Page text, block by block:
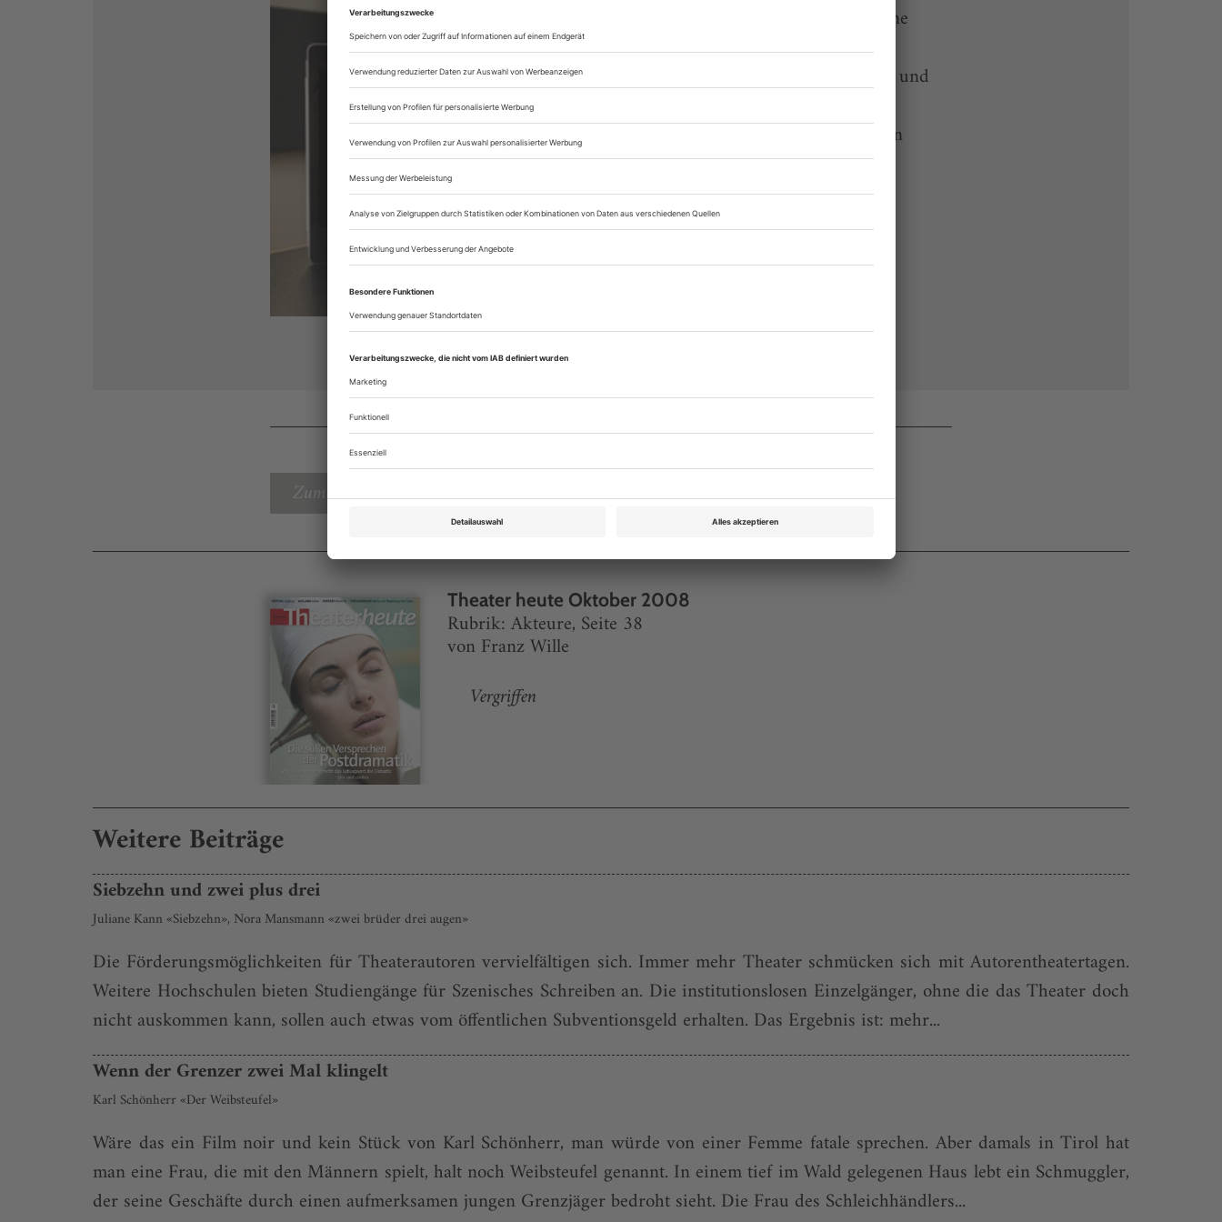
Alle Theater-heute-Artikel online
lesen
Zugang zur Theater-heute-App und
Lesegenuss auf allen Endgeräten
Zugang zum Onlinearchiv von
Theater heute
Sie können alle Vorteile des Abos
sofort nutzen
Digital-Abo testen
Zum Inhaltsverzeichnis
Theater heute Oktober 2008
Rubrik: Akteure, Seite 38
von Franz Wille
Vergriffen
Weitere Beiträge
Siebzehn und zwei plus drei
Juliane Kann «Siebzehn», Nora Mansmann «zwei brüder drei augen»
Die Förderungsmöglichkeiten für Theater­autoren vervielfältigen sich. Immer mehr Theater schmücken sich mit Autorentheater­tagen.
Weitere Hochschulen bieten Studiengänge für Szenisches Schreiben an. Die institutions­losen Einzelgänger, ohne die das Theater doch
nicht auskommen kann, sollen auch etwas vom öffentlichen Subventionsgeld erhalten. Das Ergebnis ist: mehr...
Wenn der Grenzer zwei Mal klingelt
Karl Schönherr «Der Weibsteufel»
Wäre das ein Film noir und kein Stück von Karl Schönherr, man würde von einer Femme fatale sprechen. Aber damals in Tirol hat
man eine Frau, die mit den Männern spielt, halt noch Weibsteufel genannt. In einem tief im Wald gelegenen Haus lebt ein Schmuggler,
der seine Geschäfte durch einen aufmerksamen jungen Grenzjäger bedroht sieht. Die Frau des Schleichhändlers...